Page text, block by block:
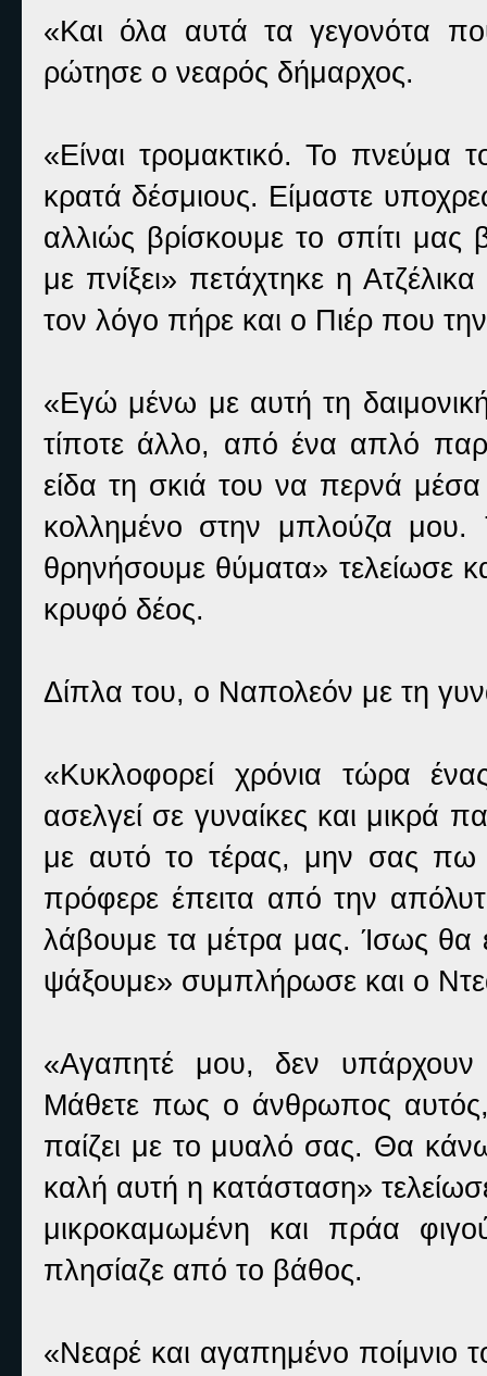
«Και όλα αυτά τα γεγονότα
ρώτησε ο νεαρός δήμαρχος.
«Είναι τρομακτικό. Το πνεύμα
κρατά δέσμιους. Είμαστε
αλλιώς βρίσκουμε το σπίτι
με πνίξει» πετάχτηκε η
τον λόγο πήρε και ο Πιέρ που
«Εγώ μένω με αυτή τη
τίποτε άλλο, από ένα απλό
είδα τη σκιά του να περνά
κολλημένο στην μπλούζα
θρηνήσουμε θύματα» τελείωσε
κρυφό δέος.
Δίπλα του, ο Ναπολεόν με τη
«Κυκλοφορεί χρόνια τώρα
ασελγεί σε γυναίκες και μικρά
με αυτό το τέρας, μην σας πω
πρόφερε έπειτα από την
λάβουμε τα μέτρα μας. Ίσως θα
ψάξουμε» συμπλήρωσε και ο
«Αγαπητέ μου, δεν υπάρχουν
Μάθετε πως ο άνθρωπος αυτός,
παίζει με το μυαλό σας. Θα
καλή αυτή η κατάσταση»
μικροκαμωμένη και πράα
πλησίαζε από το βάθος.
«Νεαρέ και αγαπημένο ποίμνιο